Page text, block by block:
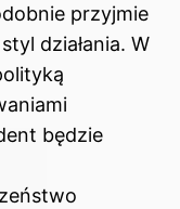
przyjmie
działania. W
będzie